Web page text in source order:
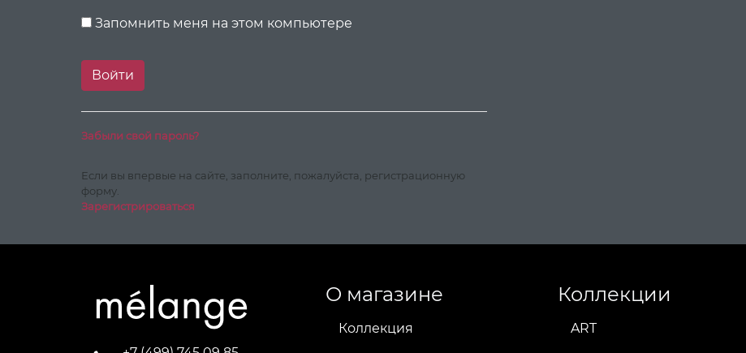
Запомнить меня на этом компьютере
Забыли свой пароль?
Если вы впервые на сайте, заполните, пожалуйста, регистрационную
форму.
Зарегистрироваться
О магазине
Коллекция
Коллекции
ART